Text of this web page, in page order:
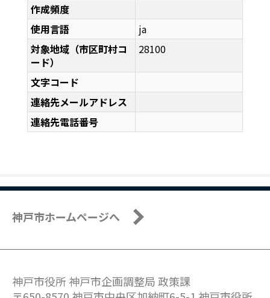
作成頻度
使用言語
ja
対象地域（市区町村コ
ード）
28100
文字コード
連絡先メールアドレス
連絡先電話番号
神戸市ホームページへ
神戸市役所 神戸市企画調整局 政策課